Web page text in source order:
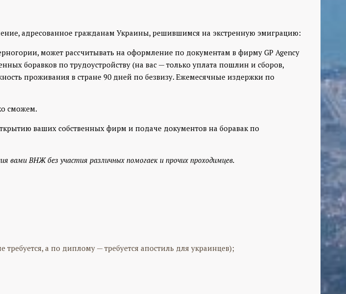
адресованное гражданам Украины, решившимся на экстренную эмиграцию:
может рассчитывать на оформление по документам в фирму GP Agency
боравков по трудоустройству (на вас — только уплата пошлин и сборов,
проживания в стране 90 дней по безвизу. Ежемесячные издержки по
сможем.
ваших собственных фирм и подаче документов на боравак по
ВНЖ без участия различных помогаек и прочих проходимцев.
а по диплому — требуется апостиль для украинцев);